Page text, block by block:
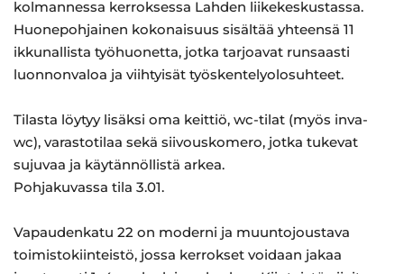
kolmannessa kerroksessa Lahden liikekeskustassa.
Huonepohjainen kokonaisuus sisältää yhteensä 11
ikkunallista työhuonetta, jotka tarjoavat runsaasti
luonnonvaloa ja viihtyisät työskentelyolosuhteet.
Tilasta löytyy lisäksi oma keittiö, wc-tilat (myös inva-
wc), varastotilaa sekä siivouskomero, jotka tukevat
sujuvaa ja käytännöllistä arkea.
Pohjakuvassa tila 3.01.
Vapaudenkatu 22 on moderni ja muuntojoustava
toimistokiinteistö, jossa kerrokset voidaan jakaa